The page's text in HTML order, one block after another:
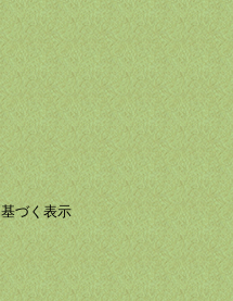
づく表示